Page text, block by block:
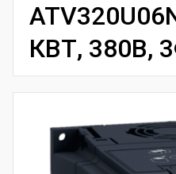
КВТ, 380В,